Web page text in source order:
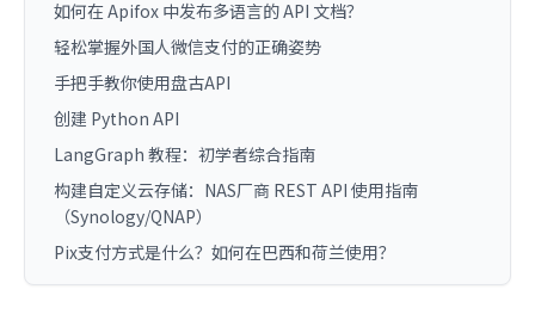
如何在 Apifox 中发布多语言的 API 文档？
轻松掌握外国人微信支付的正确姿势
手把手教你使用盘古API
创建 Python API
LangGraph 教程：初学者综合指南
构建自定义云存储：NAS厂商 REST API 使用指南
（Synology/QNAP）
Pix支付方式是什么？如何在巴西和荷兰使用？